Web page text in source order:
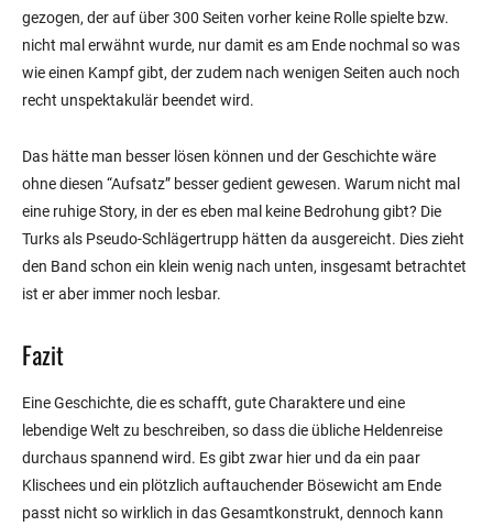
gezogen, der auf über 300 Seiten vorher keine Rolle spielte bzw.
nicht mal erwähnt wurde, nur damit es am Ende nochmal so was
wie einen Kampf gibt, der zudem nach wenigen Seiten auch noch
recht unspektakulär beendet wird.
Das hätte man besser lösen können und der Geschichte wäre
ohne diesen “Aufsatz” besser gedient gewesen. Warum nicht mal
eine ruhige Story, in der es eben mal keine Bedrohung gibt? Die
Turks als Pseudo-Schlägertrupp hätten da ausgereicht. Dies zieht
den Band schon ein klein wenig nach unten, insgesamt betrachtet
ist er aber immer noch lesbar.
Fazit
Eine Geschichte, die es schafft, gute Charaktere und eine
lebendige Welt zu beschreiben, so dass die übliche Heldenreise
durchaus spannend wird. Es gibt zwar hier und da ein paar
Klischees und ein plötzlich auftauchender Bösewicht am Ende
passt nicht so wirklich in das Gesamtkonstrukt, dennoch kann